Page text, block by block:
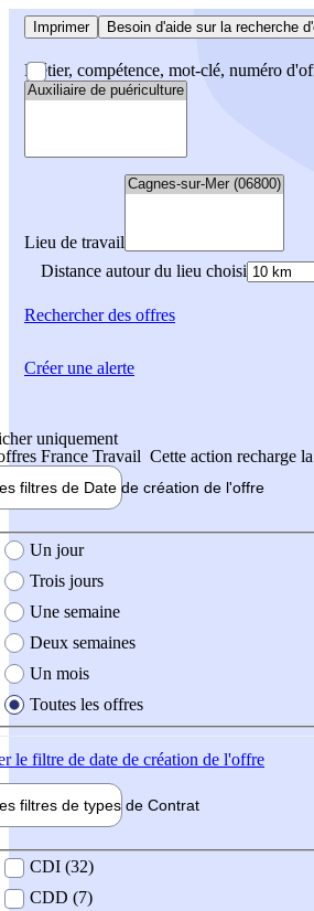
Imprimer Besoin d'aide sur la recherche
Métier, compétence, mot-clé, numéro
Lieu de travail
Distance autour du lieu choisi
Rechercherdes offres
uniquement
France Travail Cette action recharge
filtres de Date de création de l'offre
création de l'offre
Un jour
Trois jours
Une semaine
Deux semaines
Un mois
Toutes les offres
le filtre de date de création de l'offre
filtres de types de Contrat
contrat
CDI (32)
CDD (7)
Créer une alerte